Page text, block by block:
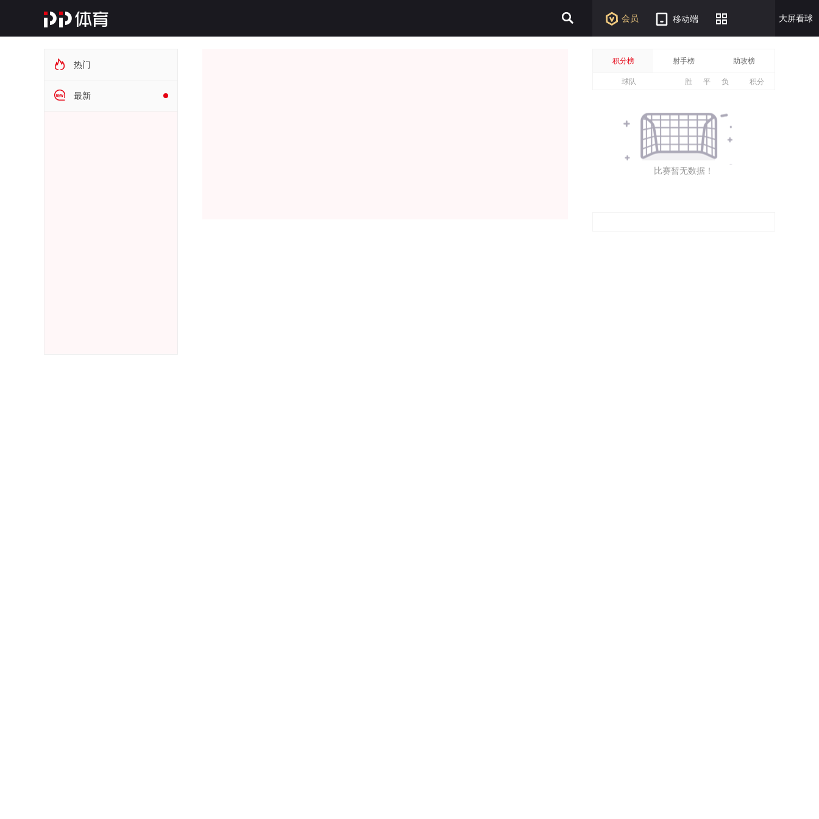
大屏看球
会员 移动端
热门
最新
积分榜 射手榜 助攻榜
球队 胜 平 负 积分
比赛暂无数据！